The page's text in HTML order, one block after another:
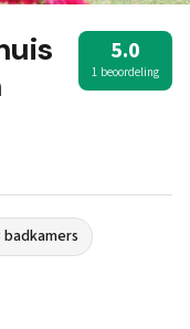
5.0
1 beoordeling
badkamers